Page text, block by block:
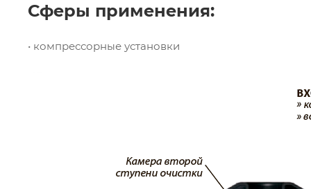
Сферы применения:
• компрессорные установки